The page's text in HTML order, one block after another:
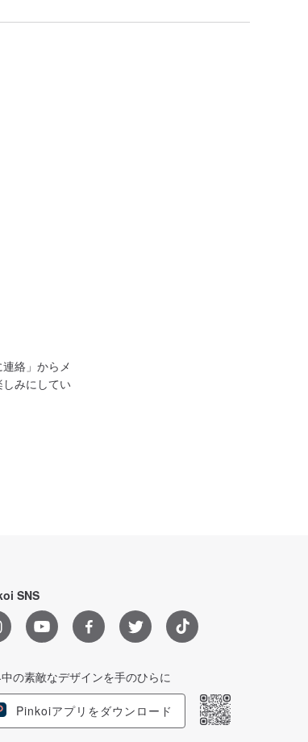
絡」からメ
みにしてい
SNS
の素敵なデザインを手のひらに
Pinkoiアプリをダウンロード